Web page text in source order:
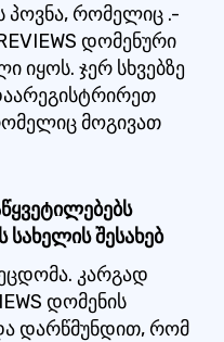
პოვნა, რომელიც .-
დომენური
იყოს. ჯერ სხვებზე
მოგივათ
სახელის შესახებ
კარგად
დომენის
დარწმუნდით, რომ